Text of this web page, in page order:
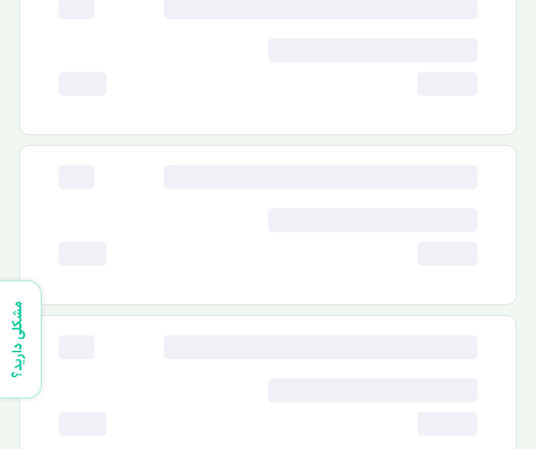
مشکلی دارید؟